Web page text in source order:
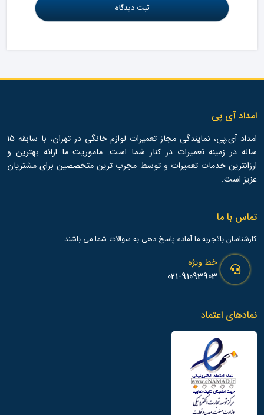
امداد آی پی
امداد آی.پی، نمایندگی مجاز تعمیرات لوازم خانگی در تهران، با سابقه 15
ساله در زمینه تعمیرات در کنار شما است. ماموریت ما ارائه بهترین و
ارزانترین خدمات تعمیرات و توسط مجرب ترین متخصصین برای مشتریان
عزیز است.
تماس با ما
کارشناسان باتجربه ما آماده پاسخ دهی به سوالات شما می باشند.
خط ویژه
021-91093903
نمادهای اعتماد